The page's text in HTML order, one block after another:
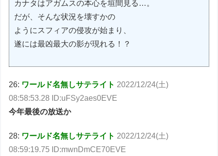
カナタはアガムスの本心を垣間見る…。
だが、そんな状況を壊すかの
ようにスフィアの侵攻が始まり、
遂には最凶最大の影が現れる！？
26: ワールド名無しサテライト 2022/12/24(土)
08:58:53.28 ID:uFSy2aes0EVE
今年最後の放送か
28: ワールド名無しサテライト 2022/12/24(土)
08:59:19.75 ID:mwnDmCE70EVE